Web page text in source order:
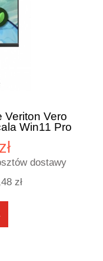
Veriton Vero
Win11 Pro
dostawy
zł